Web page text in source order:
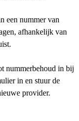
een nummer van
afhankelijk van
nummerbehoud in bij
in en stuur de
provider.